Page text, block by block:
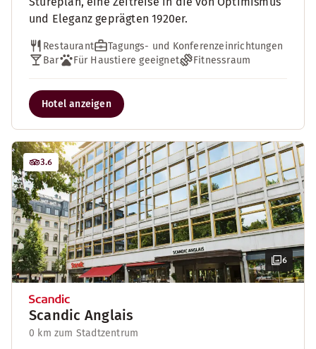
und Eleganz geprägten 1920er.
Restaurant
Tagungs- und Konferenzeinrichtungen
Bar
Für Haustiere geeignet Fitnessraum
Hotel anzeigen
6
3.6
Scandic Anglais
0 km zum Stadtzentrum